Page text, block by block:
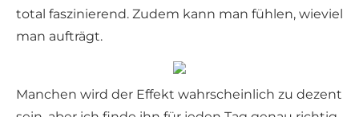
total faszinierend. Zudem kann man fühlen, wieviel
man aufträgt.
Manchen wird der Effekt wahrscheinlich zu dezent